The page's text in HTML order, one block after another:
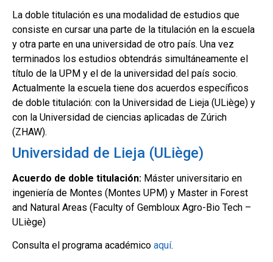
La doble titulación es una modalidad de estudios que
consiste en cursar una parte de la titulación en la escuela
y otra parte en una universidad de otro país. Una vez
terminados los estudios obtendrás simultáneamente el
título de la UPM y el de la universidad del país socio.
Actualmente la escuela tiene dos acuerdos específicos
de doble titulación: con la Universidad de Lieja (ULiège) y
con la Universidad de ciencias aplicadas de Zúrich
(ZHAW).
Universidad de Lieja (ULiège)
Acuerdo de doble titulación: Máster universitario en
ingeniería de Montes (Montes UPM) y Master in Forest
and Natural Areas (Faculty of Gembloux Agro-Bio Tech –
ULiège)
Consulta el programa académico aquí.